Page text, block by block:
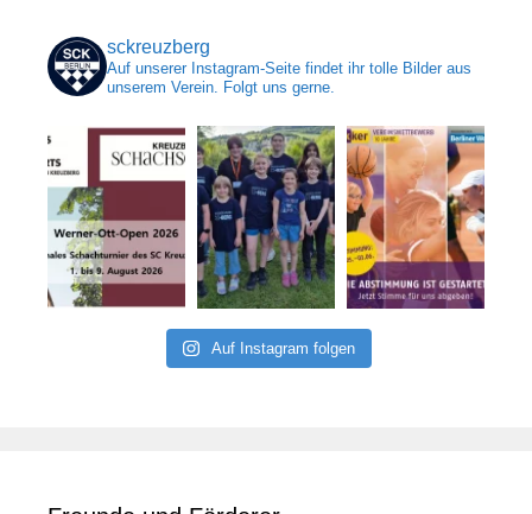
sckreuzberg
Auf unserer Instagram-Seite findet ihr tolle Bilder aus
unserem Verein. Folgt uns gerne.
Auf Instagram folgen